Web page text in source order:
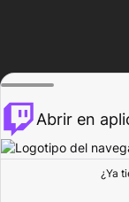
Abrir en
¿Ya